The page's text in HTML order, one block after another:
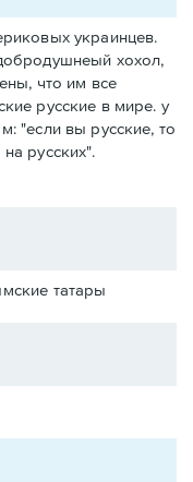
украинцев.
хохол,
что им все
русские в мире. у
"если вы русские, то
русских".
татары